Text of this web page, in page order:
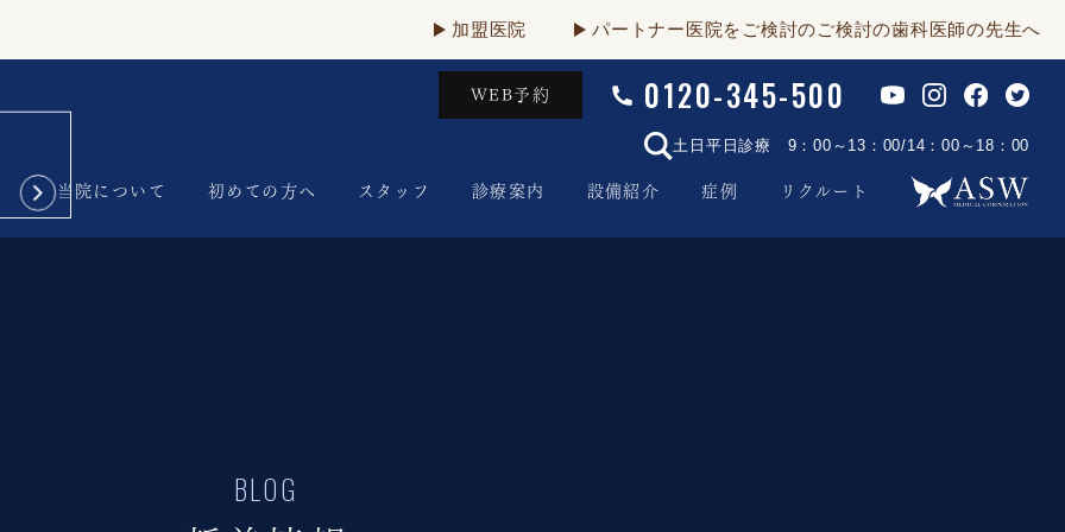
加盟医院 パートナー医院をご検討のご検討の歯科医師の先生へ
WEB予約 0120-345-500
土日平日診療 9：00～13：00/14：00～18：00
当院について 初めての方へ スタッフ 診療案内 設備紹介 症例 リクルート
BLOG